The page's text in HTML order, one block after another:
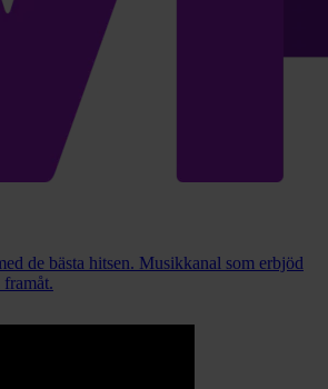
de bästa hitsen. Musikkanal som erbjöd